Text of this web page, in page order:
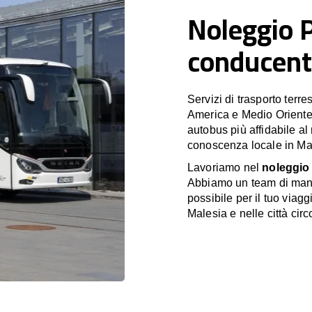
Noleggio
Servizi di trasporto
America e Medio
autobus più affidabile al
conoscenza locale in
Lavoriamo nel
Abbiamo un team di
possibile per il tuo
Malesia e nelle città